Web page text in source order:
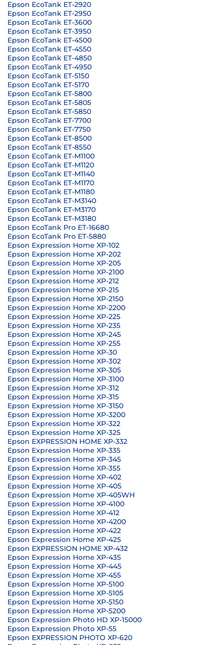
Epson EcoTank ET-2920
Epson EcoTank ET-2950
Epson EcoTank ET-3600
Epson EcoTank ET-3950
Epson EcoTank ET-4500
Epson EcoTank ET-4550
Epson EcoTank ET-4850
Epson EcoTank ET-4950
Epson EcoTank ET-5150
Epson EcoTank ET-5170
Epson EcoTank ET-5800
Epson EcoTank ET-5805
Epson EcoTank ET-5850
Epson EcoTank ET-7700
Epson EcoTank ET-7750
Epson EcoTank ET-8500
Epson EcoTank ET-8550
Epson EcoTank ET-M1100
Epson EcoTank ET-M1120
Epson EcoTank ET-M1140
Epson EcoTank ET-M1170
Epson EcoTank ET-M1180
Epson EcoTank ET-M3140
Epson EcoTank ET-M3170
Epson EcoTank ET-M3180
Epson EcoTank Pro ET-16680
Epson EcoTank Pro ET-5880
Epson Expression Home XP-102
Epson Expression Home XP-202
Epson Expression Home XP-205
Epson Expression Home XP-2100
Epson Expression Home XP-212
Epson Expression Home XP-215
Epson Expression Home XP-2150
Epson Expression Home XP-2200
Epson Expression Home XP-225
Epson Expression Home XP-235
Epson Expression Home XP-245
Epson Expression Home XP-255
Epson Expression Home XP-30
Epson Expression Home XP-302
Epson Expression Home XP-305
Epson Expression Home XP-3100
Epson Expression Home XP-312
Epson Expression Home XP-315
Epson Expression Home XP-3150
Epson Expression Home XP-3200
Epson Expression Home XP-322
Epson Expression Home XP-325
Epson EXPRESSION HOME XP-332
Epson Expression Home XP-335
Epson Expression Home XP-345
Epson Expression Home XP-355
Epson Expression Home XP-402
Epson Expression Home XP-405
Epson Expression Home XP-405WH
Epson Expression Home XP-4100
Epson Expression Home XP-412
Epson Expression Home XP-4200
Epson Expression Home XP-422
Epson Expression Home XP-425
Epson EXPRESSION HOME XP-432
Epson Expression Home XP-435
Epson Expression Home XP-445
Epson Expression Home XP-455
Epson Expression Home XP-5100
Epson Expression Home XP-5105
Epson Expression Home XP-5150
Epson Expression Home XP-5200
Epson Expression Photo HD XP-15000
Epson Expression Photo XP-55
Epson EXPRESSION PHOTO XP-620